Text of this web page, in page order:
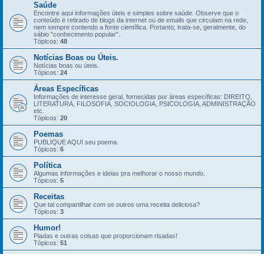
Saúde
Encontre aqui informações úteis e simples sobre saúde. Observe que o
conteúdo é retirado de blogs da internet ou de emails que circulam na rede,
nem sempre contendo a fonte científica. Portanto, trata-se, geralmente, do
sábio "conhecimento popular".
Tópicos: 48
Notícias Boas ou Úteis.
Notícias boas ou úteis.
Tópicos: 24
Áreas Específicas
Informações de interesse geral, fornecidas por áreas específicas: DIREITO,
LITERATURA, FILOSOFIA, SOCIOLOGIA, PSICOLOGIA, ADMINISTRAÇÃO
etc.
Tópicos: 20
Poemas
PUBLIQUE AQUI seu poema.
Tópicos: 6
Política
Algumas informações e ideias pra melhorar o nosso mundo.
Tópicos: 5
Receitas
Que tal compartilhar com os outros uma receita deliciosa?
Tópicos: 3
Humor!
Piadas e outras coisas que proporcionam risadas!
Tópicos: 51